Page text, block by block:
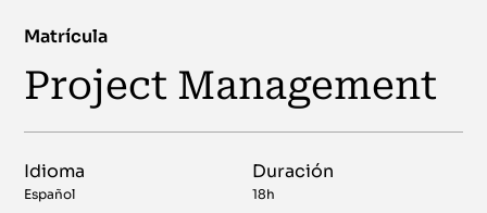
Matrícula
Project Management
Idioma
Español
Duración
18h